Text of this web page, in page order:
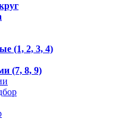
(1, 2, 3, 4)
(7, 8, 9)